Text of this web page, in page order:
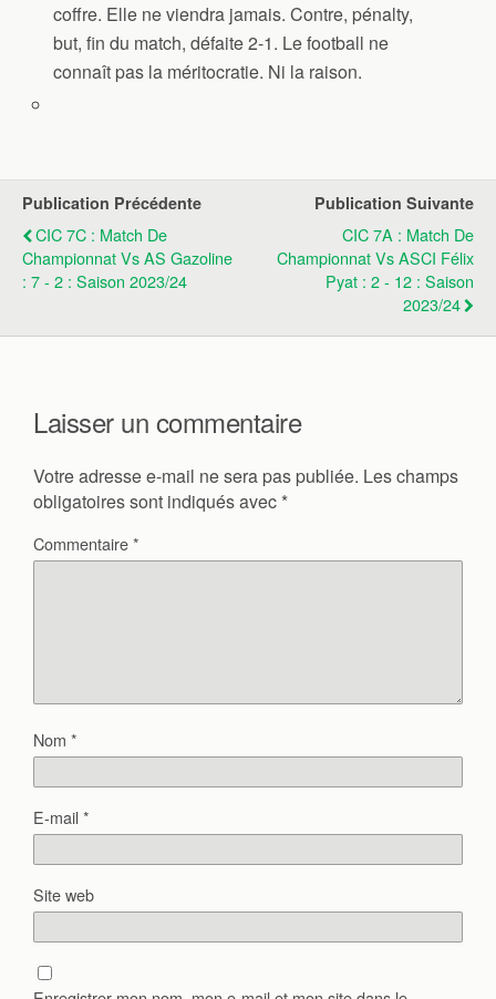
coffre. Elle ne viendra jamais. Contre, pénalty,
but, fin du match, défaite 2-1. Le football ne
connaît pas la méritocratie. Ni la raison.
Publication Précédente
CIC 7C : Match De
Championnat Vs AS Gazoline
: 7 - 2 : Saison 2023/24
Publication Suivante
CIC 7A : Match De
Championnat Vs ASCI Félix
Pyat : 2 - 12 : Saison
2023/24
Laisser un commentaire
Votre adresse e-mail ne sera pas publiée. Les champs
obligatoires sont indiqués avec *
Commentaire*
Nom *
E-mail*
Site web